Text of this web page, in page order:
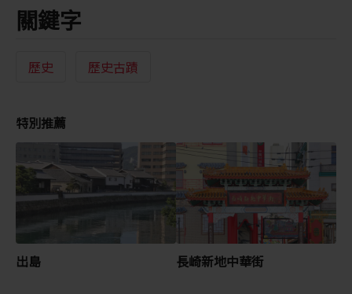
關鍵字
歷史 歷史古蹟
特別推薦
出島 長崎新地中華街